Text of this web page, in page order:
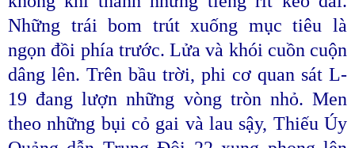
Những trái bom trút xuống mục tiêu là
ngọn đồi phía trước. Lửa và khói cuồn cuộn
dâng lên. Trên bầu trời, phi cơ quan sát L-
19 đang lượn những vòng tròn nhỏ. Men
theo những bụi cỏ gai và lau sậy, Thiếu Úy